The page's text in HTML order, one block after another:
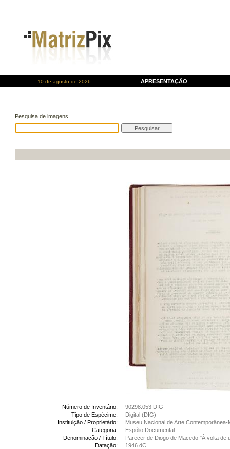
10 de agosto de 2026 APRESENTAÇÃO
Pesquisa de imagens
Número de Inventário:
90298.053 DIG
Tipo de Espécime:
Digital (DIG)
Instituição / Proprietário:
Museu Nacional de Arte Contemporânea-
Categoria:
Espólio Documental
Denominação / Título:
Parecer de Diogo de Macedo "À volta
Datação:
1946 dC